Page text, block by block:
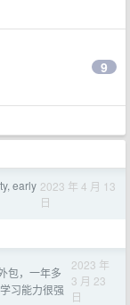
9
early 2023 年 4 月 13
日
包，一年多
习能力很强
2023 年
3 月 23
日